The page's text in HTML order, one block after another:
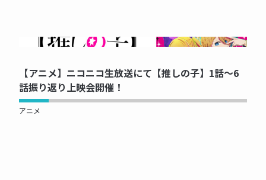
NOW PRINTING...
【アニメ】ニコニコ生放送にて【推しの子】1話～6
話振り返り上映会開催！
アニメ